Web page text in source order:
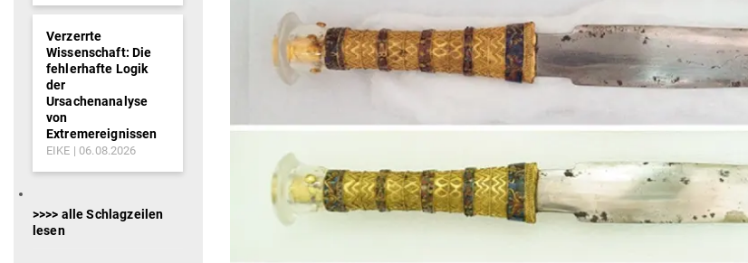
Verzerrte
Wissenschaft: Die
fehlerhafte Logik
der
Ursachenanalyse
von
Extremereignissen
EIKE 06.08.2026
>>>> alle Schlagzeilen
lesen